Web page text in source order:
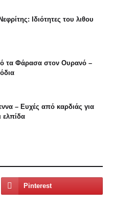
Ιδιότητες του λιθου
τα Φάρασα στον Ουρανό –
– Ευχές από καρδιάς για
ελπίδα